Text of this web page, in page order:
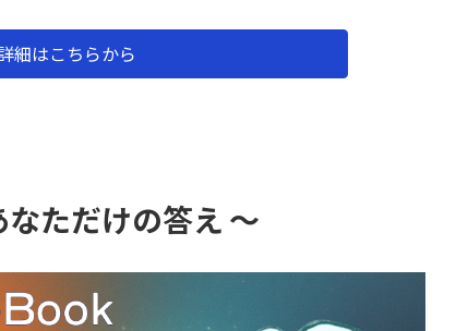
細はこちらから
ただけの答え 〜